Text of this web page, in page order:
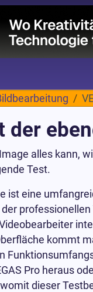
der
alles kann,
Test.
ist eine
der
kommt
Pro heraus
dieser